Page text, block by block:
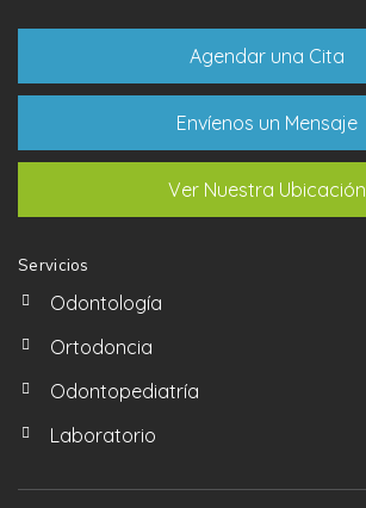
Agendar una Cita
Envíenos un Mensaje
Ver Nuestra Ubicación
Servicios
Odontología
Ortodoncia
Odontopediatría
Laboratorio